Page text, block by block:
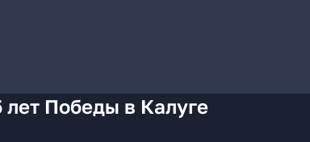
Победы в Калуге